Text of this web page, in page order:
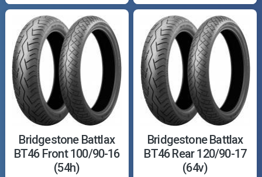
Bridgestone Battlax
BT46 Front 100/90-16
(54h)
Bridgestone Battlax
BT46 Rear 120/90-17
(64v)